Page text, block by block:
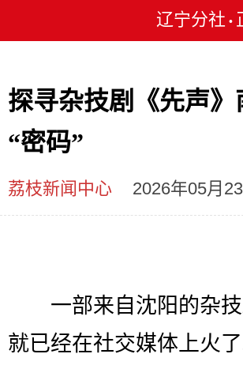
辽宁分社 •
探寻杂技剧《先声
“密码”
荔枝新闻中心 2026年05月
一部来自沈阳的杂技
就已经在社交媒体上火